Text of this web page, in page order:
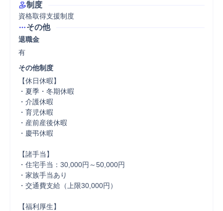
制度
資格取得支援制度
その他
退職金
有
その他制度
【休日休暇】
・夏季・冬期休暇
・介護休暇
・育児休暇
・産前産後休暇
・慶弔休暇
【諸手当】
・住宅手当：30,000円～50,000円
・家族手当あり
・交通費支給（上限30,000円）
【福利厚生】